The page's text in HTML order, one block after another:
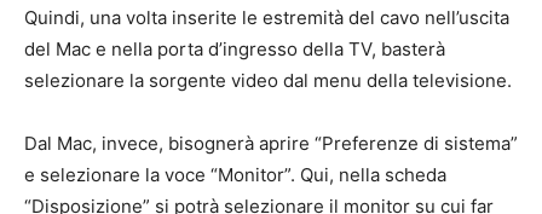
Quindi, una volta inserite le estremità del cavo nell’uscita
del Mac e nella porta d’ingresso della TV, basterà
selezionare la sorgente video dal menu della televisione.
Dal Mac, invece, bisognerà aprire “Preferenze di sistema”
e selezionare la voce “Monitor”. Qui, nella scheda
“Disposizione” si potrà selezionare il monitor su cui far